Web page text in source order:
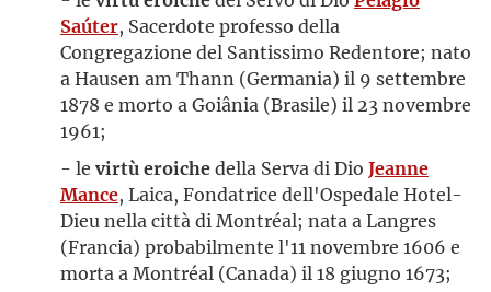
Saúter, Sacerdote professo della
Congregazione del Santissimo Redentore; nato
a Hausen am Thann (Germania) il 9 settembre
1878 e morto a Goiânia (Brasile) il 23 novembre
1961;
- le virtù eroichedella Serva di Dio Jeanne
Mance, Laica, Fondatrice dell'Ospedale Hotel-
Dieu nella città di Montréal; nata a Langres
(Francia) probabilmente l'11 novembre 1606 e
morta a Montréal (Canada) il 18 giugno 1673;